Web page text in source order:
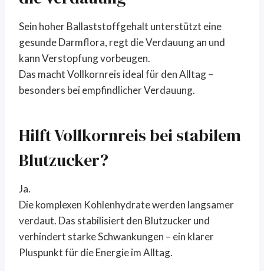
Sein hoher Ballaststoffgehalt unterstützt eine
gesunde Darmflora, regt die Verdauung an und
kann Verstopfung vorbeugen.
Das macht Vollkornreis ideal für den Alltag –
besonders bei empfindlicher Verdauung.
Hilft Vollkornreis bei stabilem
Blutzucker?
Ja.
Die komplexen Kohlenhydrate werden langsamer
verdaut. Das stabilisiert den Blutzucker und
verhindert starke Schwankungen – ein klarer
Pluspunkt für die Energie im Alltag.